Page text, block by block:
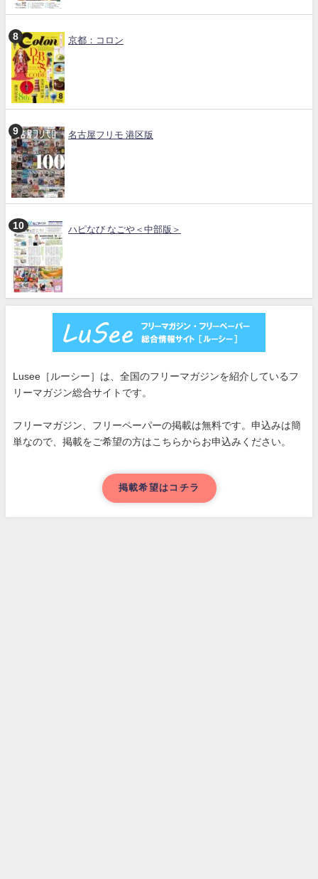
京都：コロン
名古屋フリモ 港区版
ハピなび なごや＜中部版＞
Lusee［ルーシー］は、全国のフリーマガジンを紹介しているフ
リーマガジン総合サイトです。
フリーマガジン、フリーペーパーの掲載は無料です。申込みは簡
単なので、掲載をご希望の方はこちらからお申込みください。
掲載希望はコチラ